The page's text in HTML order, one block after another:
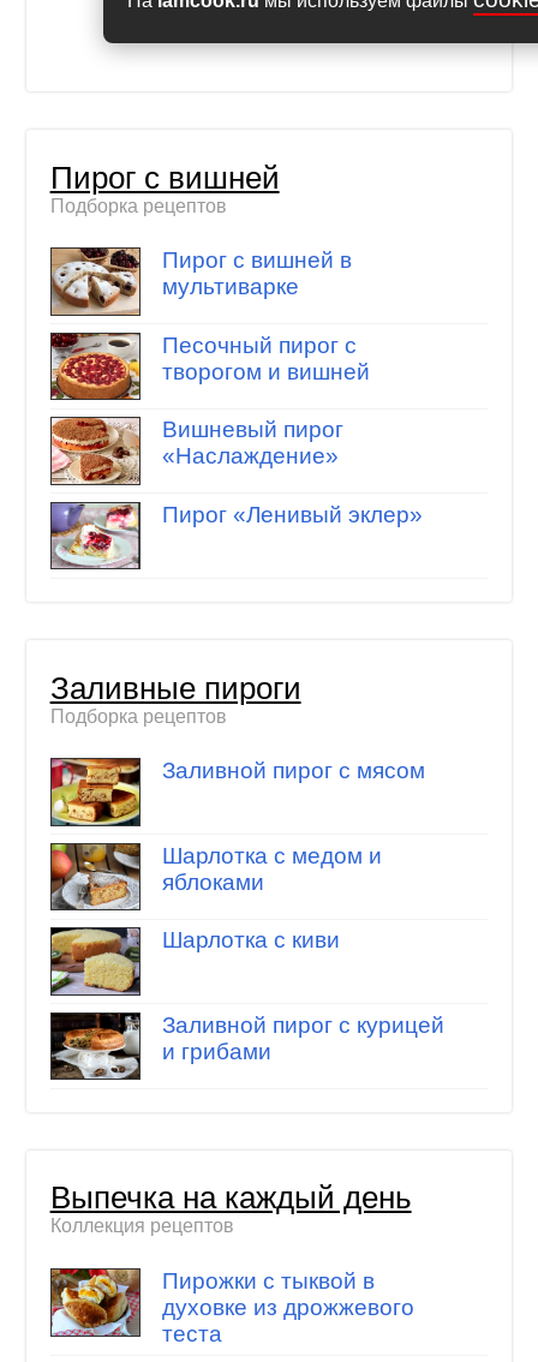
Пирог с вишней
Подборка рецептов
Пирог с вишней в
мультиварке
Песочный пирог с
творогом и вишней
Вишневый пирог
«Наслаждение»
Пирог «Ленивый эклер»
Заливные пироги
Подборка рецептов
Заливной пирог с мясом
Шарлотка с медом и
яблоками
Шарлотка с киви
Заливной пирог с курицей
и грибами
Выпечка на каждый день
Коллекция рецептов
Пирожки с тыквой в
духовке из дрожжевого
теста